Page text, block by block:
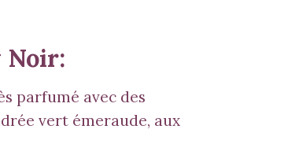
Noir:
parfumé avec des
vert émeraude, aux